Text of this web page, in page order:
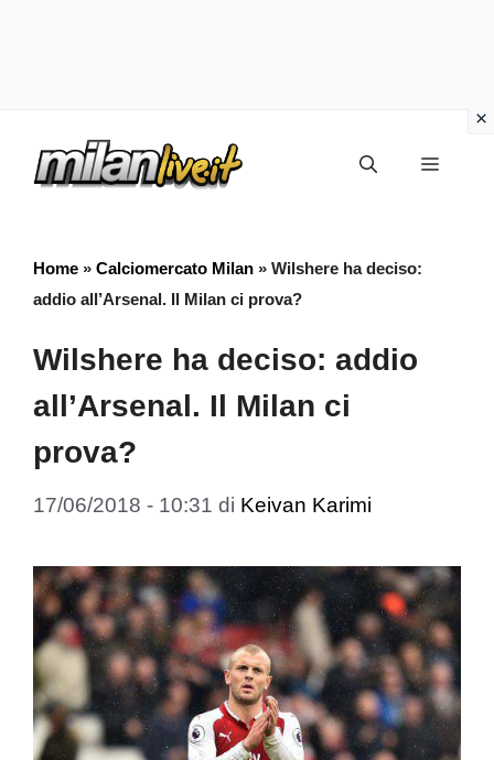
Menu
Home » Calciomercato Milan » Wilshere ha deciso:
addio all’Arsenal. Il Milan ci prova?
Wilshere ha deciso: addio
all’Arsenal. Il Milan ci
prova?
17/06/2018 - 10:31 di Keivan Karimi